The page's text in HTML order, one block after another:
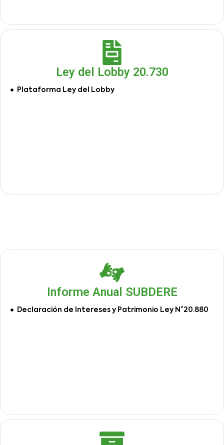
Ley del Lobby 20.730
Plataforma Ley del Lobby
Informe Anual SUBDERE
Declaración de Intereses y Patrimonio Ley N°20.880